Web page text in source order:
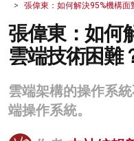
生活
健康
商業
科技
張偉東：如何解決95%機構
張偉東：如何
雲端技術困難
雲端架構的操作系
端操作系統。